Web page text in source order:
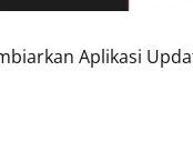
Aplikasi